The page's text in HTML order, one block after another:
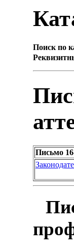
Поиск по
Письмо